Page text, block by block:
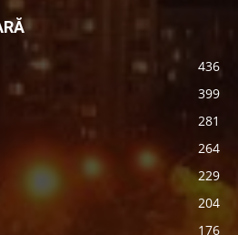
436
399
281
264
229
204
176